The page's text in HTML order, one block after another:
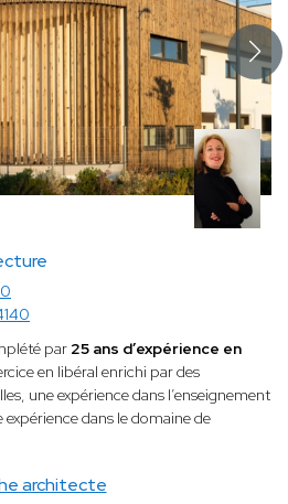
architecte
par 25 ans d’expérience en
en libéral enrichi par des
une expérience dans l’enseignement
dans le domaine de